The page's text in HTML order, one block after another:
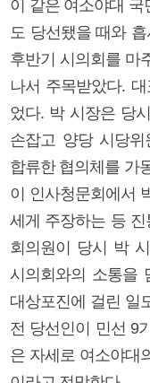
이 같은 여소야대 국
도 당선됐을 때와
후반기 시의회를 마
나서 주목받았다.
었다. 박 시장은 당
손잡고 양당 시당위
합류한 협의체를 가
이 인사청문회에서
세게 주장하는 등
회의원이 당시 박
시의회와의 소통을
대상포진에 걸린 일
전 당선인이 민선 9
은 자세로 여소야대